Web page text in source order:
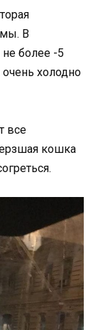
В
не более -5
холодно
все
кошка